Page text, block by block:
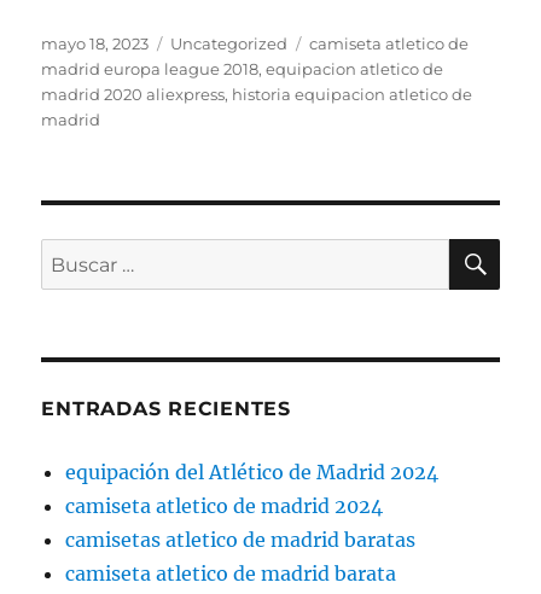
Publicado
el
mayo 18, 2023 Categorías
Uncategorized Etiquetas
camiseta atletico de
madrid europa league 2018,equipacion atletico de
madrid 2020 aliexpress, historia equipacion atletico de
madrid
Buscar
por:
ENTRADAS RECIENTES
equipación del Atlético de Madrid 2024
camiseta atletico de madrid 2024
camisetas atletico de madrid baratas
camiseta atletico de madrid barata